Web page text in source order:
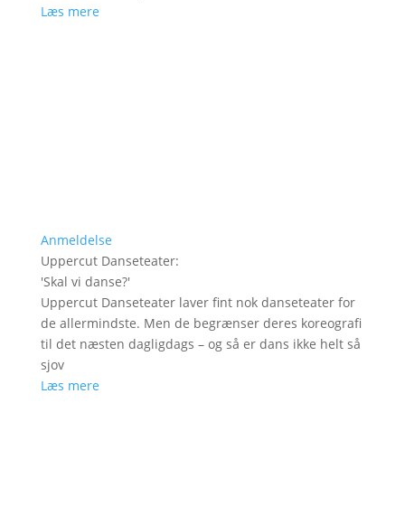
Læs mere
Anmeldelse
Uppercut Danseteater:
'Skal vi danse?'
Uppercut Danseteater laver fint nok danseteater for
de allermindste. Men de begrænser deres koreografi
til det næsten dagligdags – og så er dans ikke helt så
sjov
Læs mere